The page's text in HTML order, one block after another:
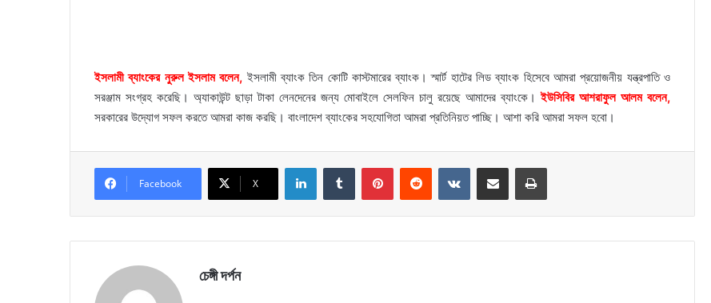
ইসলামী ব্যাংকের নুরুল ইসলাম বলেন, ইসলামী ব্যাংক তিন কোটি কাস্টমারের ব্যাংক। স্মার্ট হাটের লিড ব্যাংক হিসেবে আমরা প্রয়োজনীয় যন্ত্রপাতি ও
সরঞ্জাম সংগ্রহ করেছি। অ্যাকাউন্ট ছাড়া টাকা লেনদেনের জন্য মোবাইলে সেলফিন চালু রয়েছে আমাদের ব্যাংকে। ইউসিবির আশরাফুল আলম বলেন,
সরকারের উদ্যোগ সফল করতে আমরা কাজ করছি। বাংলাদেশ ব্যাংকের সহযোগিতা আমরা প্রতিনিয়ত পাচ্ছি। আশা করি আমরা সফল হবো।
Facebook X
LinkedInTumblr PinterestReddit VKontakteShare via Email Print
চেঙ্গী দর্পন